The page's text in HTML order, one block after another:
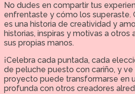
No dudes en compartir tus
enfrentaste y cómo los superaste.
es una historia de creatividad y
historias, inspiras y motivas a otros
sus propias manos.
¡Celebra cada puntada, cada
de peluche puesto con cariño, y
proyecto puede transformarse en
profunda con otros creadores